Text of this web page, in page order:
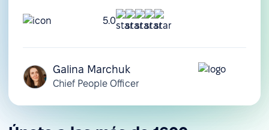
5.0
Galina Marchuk
Chief People Officer